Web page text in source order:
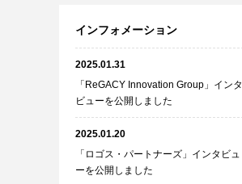
インフォメーション
2025.01.31
「ReGACY Innovation Group」インタ
ビューを公開しました
2025.01.20
「ロゴス・パートナーズ」インタビュ
ーを公開しました